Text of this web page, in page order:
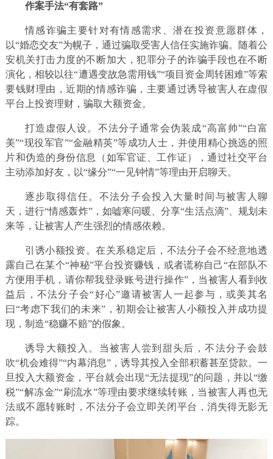
作案手法“有套路”
情感诈骗主要针对有情感需求、潜在投资意愿群体，
以“婚恋交友”为幌子，通过骗取受害人信任实施诈骗。随着公
安机关打击力度的不断加大，犯罪分子的诈骗手段也在不断
演化，相较以往“遭遇变故急需用钱”“项目资金周转困难”等索
要钱财理由，近期的情感诈骗，主要通过诱导被害人在虚假
平台上投资理财，骗取大额资金。
打造虚假人设。不法分子通常会伪装成“高富帅”“白富
美”“现役军官”“金融精英”等成功人士，并使用精心挑选的照
片和伪造的身份信息（如军官证、工作证），通过社交平台
主动添加好友，以“缘分”“一见钟情”等理由开启聊天。
逐步取得信任。不法分子会投入大量时间与被害人聊
天，进行“情感轰炸”，如嘘寒问暖、分享“生活点滴”、规划未
来等，让被害人产生强烈的情感依赖。
引诱小额投资。在关系稳定后，不法分子会不经意地透
露自己在某个“神秘”平台投资赚钱，或者谎称自己“在部队不
方便用手机，请你帮我登录账号进行操作”，当被害人看到收
益后，不法分子会“好心”邀请被害人一起参与，或美其名
曰“考虑下我们的未来”，初期会让被害人小额投入并成功提
现，制造“稳赚不赔”的假象。
诱导大额投入。当被害人尝到甜头后，不法分子会鼓
吹“机会难得”“内幕消息”，诱导其投入全部积蓄甚至贷款。一
旦投入大额资金，平台就会出现“无法提现”的问题，并以“缴
税”“解冻金”“刷流水”等理由要求继续转账，当被害人再也无
法或不愿转账时，不法分子会立即关闭平台，消失得无影无
踪。